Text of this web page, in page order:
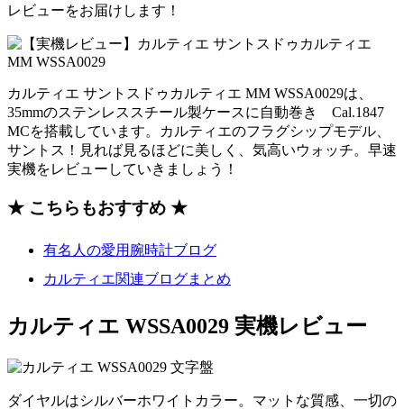
レビューをお届けします！
カルティエ サントスドゥカルティエ MM WSSA0029は、
35mmのステンレススチール製ケースに自動巻き Cal.1847
MCを搭載しています。カルティエのフラグシップモデル、
サントス！見れば見るほどに美しく、気高いウォッチ。早速
実機をレビューしていきましょう！
★ こちらもおすすめ ★
有名人の愛用腕時計ブログ
カルティエ関連ブログまとめ
カルティエ WSSA0029 実機レビュー
ダイヤルはシルバーホワイトカラー。マットな質感、一切の